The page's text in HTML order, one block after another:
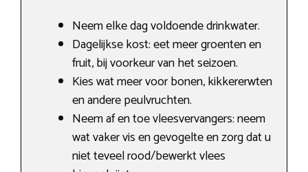
Neem elke dag voldoende drinkwater.
Dagelijkse kost: eet meer groenten en
fruit, bij voorkeur van het seizoen.
Kies wat meer voor bonen, kikkererwten
en andere peulvruchten.
Neem af en toe vleesvervangers: neem
wat vaker vis en gevogelte en zorg dat u
niet teveel rood/bewerkt vlees